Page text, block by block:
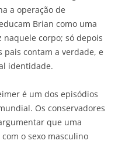
a operação de
Brian como uma
corpo; só depois
contam a verdade, e
identidade.
é um dos episódios
Os conservadores
que uma
o sexo masculino